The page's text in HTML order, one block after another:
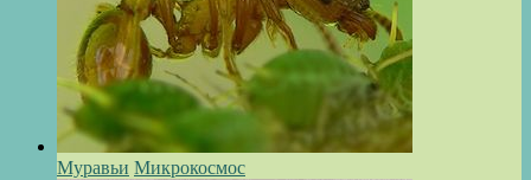
Муравьи Микрокосмос